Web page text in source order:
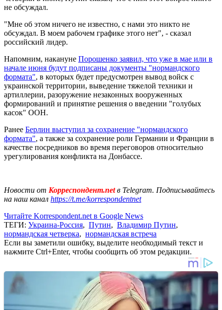
не обсуждал.
"Мне об этом ничего не известно, с нами это никто не
обсуждал. В моем рабочем графике этого нет", - сказал
российский лидер.
Напомним, накануне Порошенко заявил, что уже в мае или в
начале июня будут подписаны документы "нормандского
формата", в которых будет предусмотрен вывод войск с
украинской территории, выведение тяжелой техники и
артиллерии, разоружение незаконных вооруженных
формирований и принятие решения о введении "голубых
касок" ООН.
Ранее Берлин выступил за сохранение "нормандского
формата", а также за сохранение роли Германии и Франции в
качестве посредников во время переговоров относительно
урегулирования конфликта на Донбассе.
Новости от Корреспондент.netв Telegram. Подписывайтесь
на наш канал https://t.me/korrespondentnet
Читайте Korrespondent.net в Google News
ТЕГИ: Украина-Россия, Путин, Владимир Путин,
нормандская четверка, нормандская встреча
Если вы заметили ошибку, выделите необходимый текст и
нажмите Ctrl+Enter, чтобы сообщить об этом редакции.